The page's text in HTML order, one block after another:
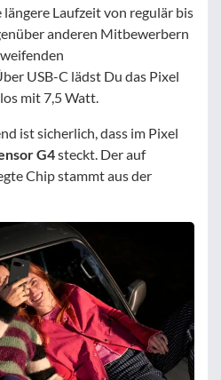
längere Laufzeit von regulär bis
anderen Mitbewerbern
USB-C lädst Du das Pixel
mit 7,5 Watt.
ist sicherlich, dass im Pixel
G4steckt. Der auf
Chip stammt aus der